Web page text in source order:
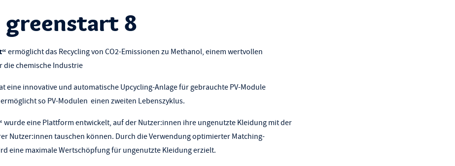
greenstart 8
ermöglicht das Recycling von CO2-Emissionen zu Methanol, einem wertvollen
die chemische Industrie
eine innovative und automatische Upcycling-Anlage für gebrauchte PV-Module
so PV-Modulen einen zweiten Lebenszyklus.
wurde eine Plattform entwickelt, auf der Nutzer:innen ihre ungenutzte Kleidung mit der
Nutzer:innen tauschen können. Durch die Verwendung optimierter Matching-
eine maximale Wertschöpfung für ungenutzte Kleidung erzielt.